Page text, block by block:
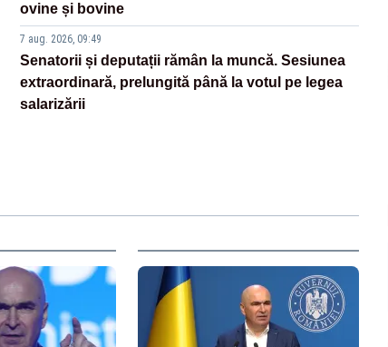
ovine și bovine
7 aug. 2026, 09:49
Senatorii și deputații rămân la muncă. Sesiunea
extraordinară, prelungită până la votul pe legea
salarizării